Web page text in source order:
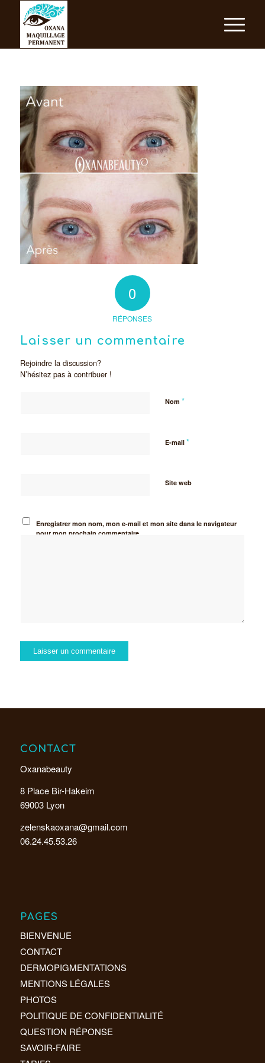
0
RÉPONSES
Laisser un commentaire
Rejoindre la discussion?
N’hésitez pas à contribuer !
Nom *
E-mail *
Site web
Enregistrer mon nom, mon e-mail et mon site dans le navigateur
pour mon prochain commentaire.
CONTACT
Oxanabeauty
8 Place Bir-Hakeim
69003 Lyon
zelenskaoxana@gmail.com
06.24.45.53.26
PAGES
BIENVENUE
CONTACT
DERMOPIGMENTATIONS
MENTIONS LÉGALES
PHOTOS
POLITIQUE DE CONFIDENTIALITÉ
QUESTION RÉPONSE
SAVOIR-FAIRE